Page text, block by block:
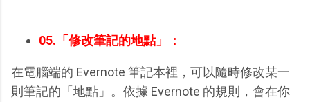
05.「修改筆記的地點」：
在電腦端的 Evernote 筆記本裡，可以隨時修改某一
則筆記的「地點」。依據 Evernote 的規則，會在你